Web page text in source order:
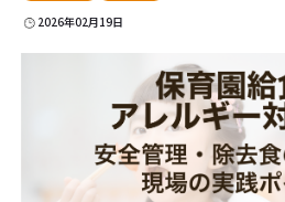
2026年02月19日